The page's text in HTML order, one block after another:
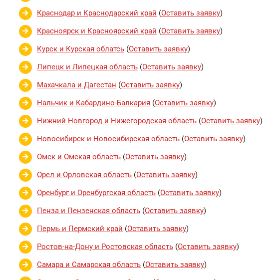
Краснодар и Краснодарский край (Оставить заявку)
Красноярск и Красноярский край (Оставить заявку)
Курск и Курская облатсь (Оставить заявку)
Липецк и Липецкая область (Оставить заявку)
Махачкала и Дагестан (Оставить заявку)
Нальчик и Кабардино-Балкария (Оставить заявку)
Нижний Новгород и Нижегородская область (Оставить заявку)
Новосибирск и Новосибирская область (Оставить заявку)
Омск и Омская область (Оставить заявку)
Орел и Орловская область (Оставить заявку)
Оренбург и Оренбургская область (Оставить заявку)
Пенза и Пензенская область (Оставить заявку)
Пермь и Пермский край (Оставить заявку)
Ростов-на-Дону и Ростовская область (Оставить заявку)
Самара и Самарская область (Оставить заявку)